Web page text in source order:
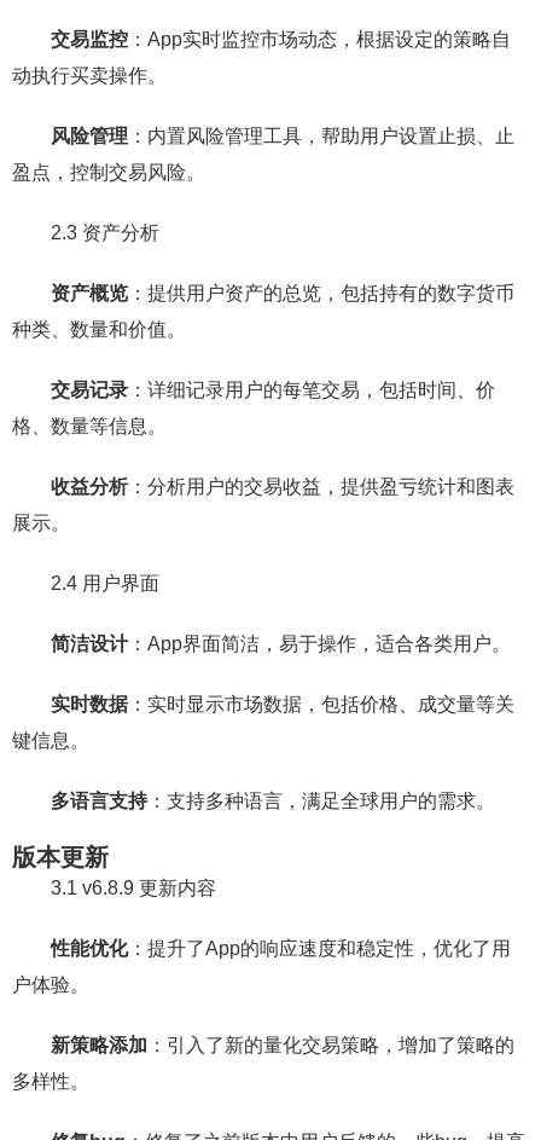
交易监控 ：App实时监控市场动态，根据设定的策略自
动执行买卖操作。
风险管理 ：内置风险管理工具，帮助用户设置止损、止
盈点，控制交易风险。
2.3 资产分析
资产概览 ：提供用户资产的总览，包括持有的数字货币
种类、数量和价值。
交易记录 ：详细记录用户的每笔交易，包括时间、价
格、数量等信息。
收益分析：分析用户的交易收益，提供盈亏统计和图表
展示。
2.4 用户界面
简洁设计：App界面简洁，易于操作，适合各类用户。
实时数据：实时显示市场数据，包括价格、成交量等关
键信息。
多语言支持：支持多种语言，满足全球用户的需求。
版本更新
3.1 v6.8.9 更新内容
性能优化：提升了App的响应速度和稳定性，优化了用
户体验。
新策略添加 ：引入了新的量化交易策略，增加了策略的
多样性。